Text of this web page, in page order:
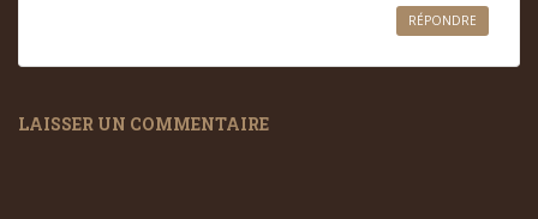
RÉPONDRE
LAISSER UN COMMENTAIRE